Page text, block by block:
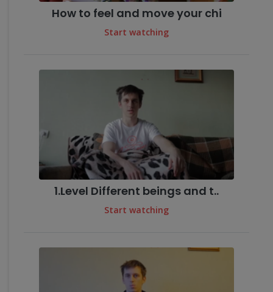
How to feel and move your chi
Start watching
1.Level Different beings and t..
Start watching